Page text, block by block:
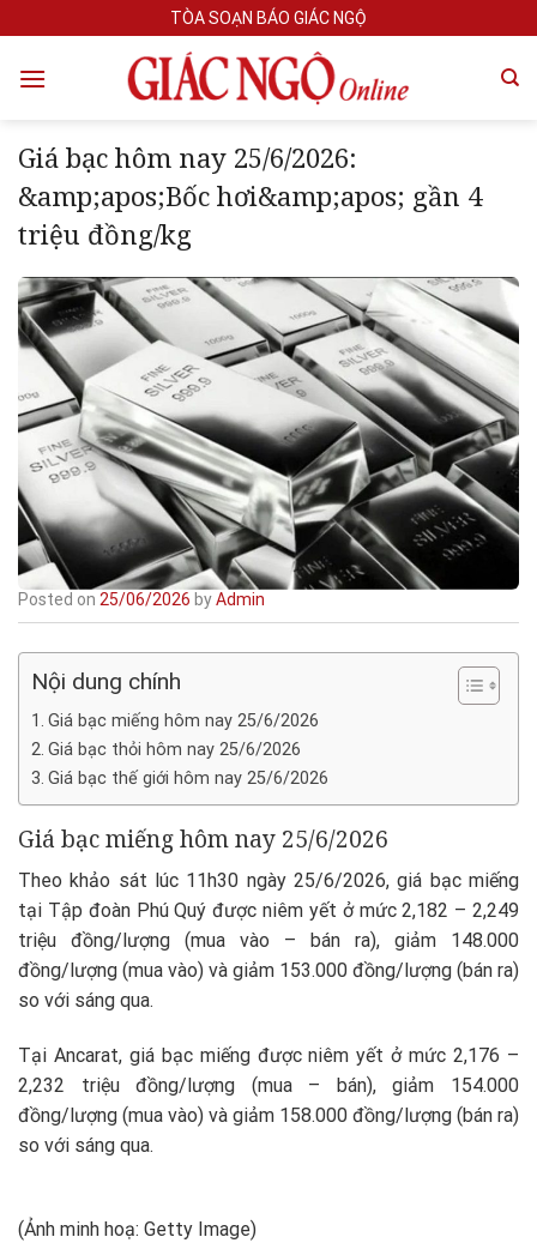
to
content
TÒA SOẠN BÁO GIÁC NGỘ
Giá bạc hôm nay 25/6/2026:
&amp;apos;Bốc hơi&amp;apos; gần 4
triệu đồng/kg
Posted on 25/06/2026 byAdmin
Nội dung chính
Giá bạc miếng hôm nay 25/6/2026
Giá bạc thỏi hôm nay 25/6/2026
Giá bạc thế giới hôm nay 25/6/2026
Giá bạc miếng hôm nay 25/6/2026
Theo khảo sát lúc 11h30 ngày 25/6/2026, giá bạc miếng
tại Tập đoàn Phú Quý được niêm yết ở mức 2,182 – 2,249
triệu đồng/lượng (mua vào – bán ra), giảm 148.000
đồng/lượng (mua vào) và giảm 153.000 đồng/lượng (bán ra)
so với sáng qua.
Tại Ancarat, giá bạc miếng được niêm yết ở mức 2,176 –
2,232 triệu đồng/lượng (mua – bán), giảm 154.000
đồng/lượng (mua vào) và giảm 158.000 đồng/lượng (bán ra)
so với sáng qua.
(Ảnh minh hoạ: Getty Image)